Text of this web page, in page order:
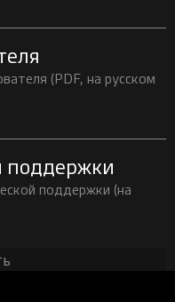
(PDF, на русском
поддержки
поддержки (на